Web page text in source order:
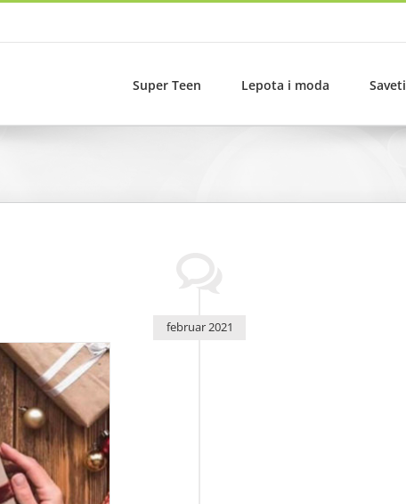
Super Teen Lepota i moda Saveti
februar 2021
roman